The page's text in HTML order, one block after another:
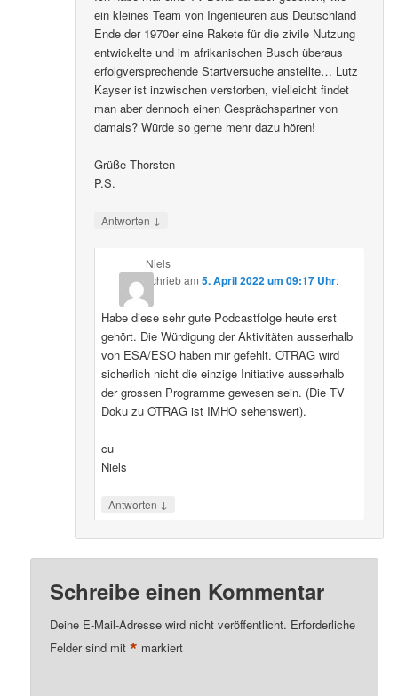
ein kleines Team von Ingenieuren aus Deutschland
Ende der 1970er eine Rakete für die zivile Nutzung
entwickelte und im afrikanischen Busch überaus
erfolgversprechende Startversuche anstellte… Lutz
Kayser ist inzwischen verstorben, vielleicht findet
man aber dennoch einen Gesprächspartner von
damals? Würde so gerne mehr dazu hören!
Grüße Thorsten
P.S.
Antworten ↓
Niels
schriebam 5. April 2022 um 09:17 Uhr:
Habe diese sehr gute Podcastfolge heute erst
gehört. Die Würdigung der Aktivitäten ausserhalb
von ESA/ESO haben mir gefehlt. OTRAG wird
sicherlich nicht die einzige Initiative ausserhalb
der grossen Programme gewesen sein. (Die TV
Doku zu OTRAG ist IMHO sehenswert).
cu
Niels
Antworten ↓
Schreibe einen Kommentar
Deine E-Mail-Adresse wird nicht veröffentlicht. Erforderliche
Felder sind mit* markiert